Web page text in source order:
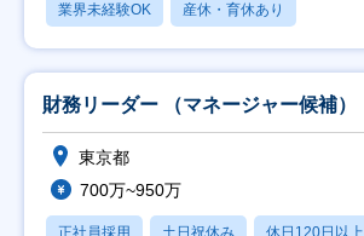
業界未経験OK 産休・育休あり
財務リーダー （マネージャー候補）
東京都
700万~950万
正社員採用 土日祝休み 休日120日以上